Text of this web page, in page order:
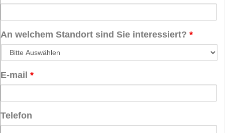
An welchem Standort sind Sie interessiert? *
E-mail *
Telefon